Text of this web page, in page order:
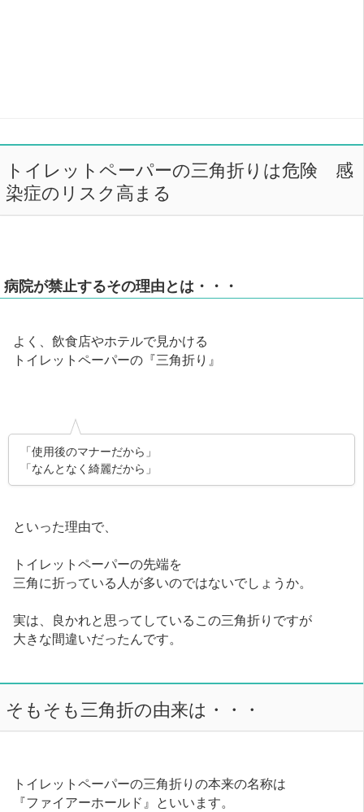
トイレットペーパーの三角折りは危険 感
染症のリスク高まる
病院が禁止するその理由とは・・・
よく、飲食店やホテルで見かける
トイレットペーパーの『三角折り』
「使用後のマナーだから」
「なんとなく綺麗だから」
といった理由で、
トイレットペーパーの先端を
三角に折っている人が多いのではないでしょうか。
実は、良かれと思ってしているこの三角折りですが
大きな間違いだったんです。
そもそも三角折の由来は・・・
トイレットペーパーの三角折りの本来の名称は
『ファイアーホールド』といいます。